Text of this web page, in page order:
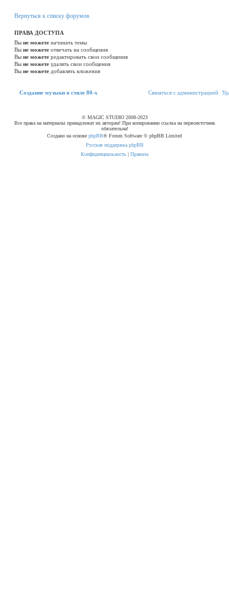
а
е
а
Вернуться к списку форумов
ПРАВА ДОСТУПА
Вы не можете начинать темы
Вы не можете отвечать на сообщения
Вы не можете редактировать свои сообщения
Вы не можете удалять свои сообщения
Вы не можете добавлять вложения
Создание музыки в стиле 80-х
Связаться с
Связаться с администрацией
© MAGIC STUDIO 2008-2023
Все права на материалы принадлежат их авторам! При копировании ссылка на первоисточник
обязательна!
Создано на основе phpBB® Forum Software © phpBB Limited
Русская поддержка phpBB
Конфиденциальность | Правила